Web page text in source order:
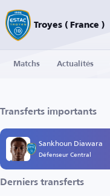
Troyes ( France )
Matchs Actualités
Transferts importants
Sankhoun Diawara
Défenseur Central
Derniers transferts